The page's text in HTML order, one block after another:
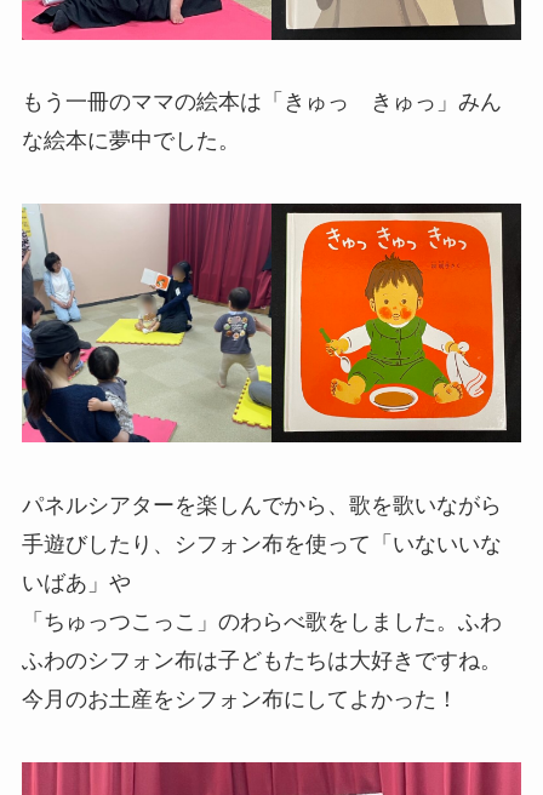
もう一冊のママの絵本は「きゅっ きゅっ」みん
な絵本に夢中でした。
パネルシアターを楽しんでから、歌を歌いながら
手遊びしたり、シフォン布を使って「いないいな
いばあ」や
「ちゅっつこっこ」のわらべ歌をしました。ふわ
ふわのシフォン布は子どもたちは大好きですね。
今月のお土産をシフォン布にしてよかった！